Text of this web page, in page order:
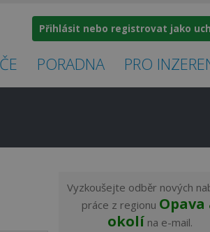
Přihlásit nebo registrovat jako
PORADNA PRO
Vyzkoušejte odběr nových
práce z regionu Opava
okolí na e-mail.